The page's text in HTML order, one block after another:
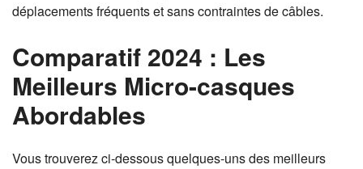
déplacements fréquents et sans contraintes de câbles.
Comparatif 2024 : Les
Meilleurs Micro-casques
Abordables
Vous trouverez ci-dessous quelques-uns des meilleurs